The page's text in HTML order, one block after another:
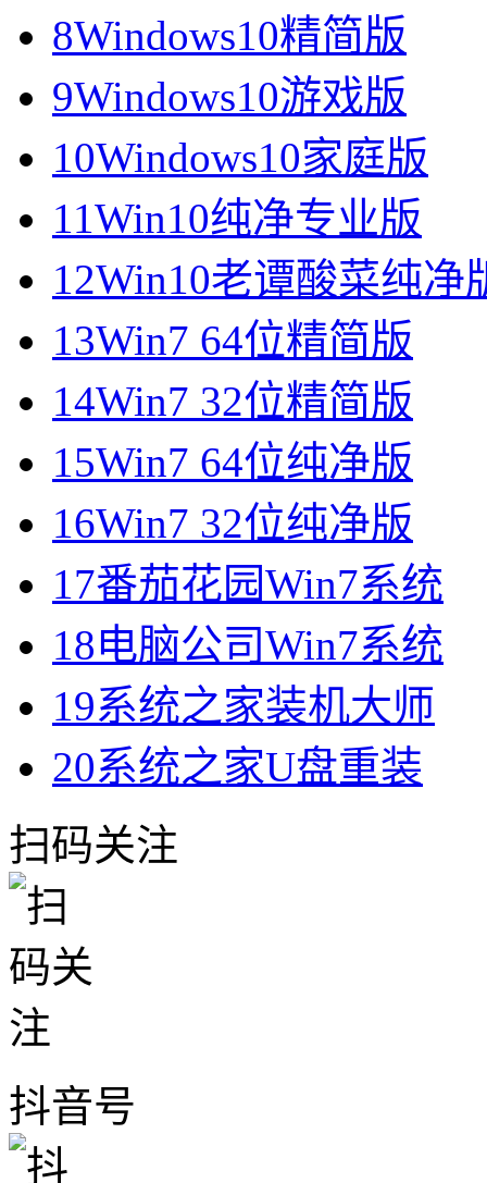
8Windows10精简版
9Windows10游戏版
10Windows10家庭版
11Win10纯净专业版
12Win10老谭酸菜纯净
13Win7 64位精简版
14Win7 32位精简版
15Win7 64位纯净版
16Win7 32位纯净版
17番茄花园Win7系统
18电脑公司Win7系统
19系统之家装机大师
20系统之家U盘重装
扫码关注
抖音号